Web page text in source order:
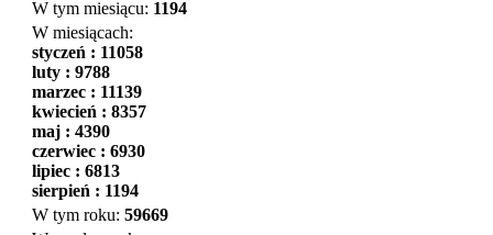
W tym miesiącu: 1194
W miesiącach:
styczeń : 11058
luty : 9788
marzec : 11139
kwiecień : 8357
maj : 4390
czerwiec : 6930
lipiec : 6813
sierpień : 1194
W tym roku: 59669